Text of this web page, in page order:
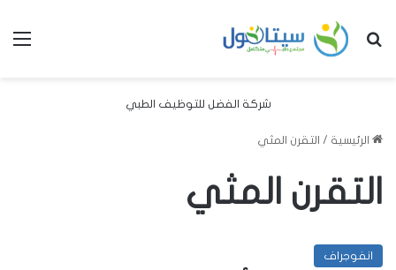
بحث عن
شركة الفضل للتوظيف الطبي
الرئيسية / التقرن المثي
التقرن المثي
انفوجراف